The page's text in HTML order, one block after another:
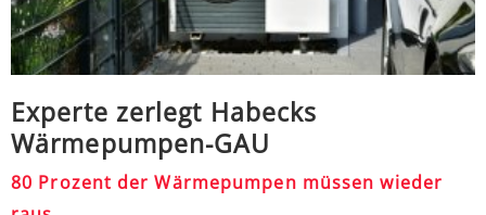
Experte zerlegt Habecks
Wärmepumpen-GAU
80 Prozent der Wärmepumpen müssen wieder